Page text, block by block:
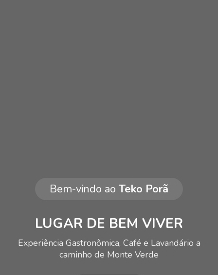
Bem-vindo ao Teko Porã
LUGAR DE BEM VIVER
Experiência Gastronômica, Café e Lavandário a
caminho de Monte Verde